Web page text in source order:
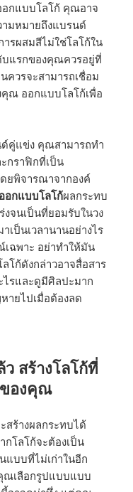
อกแบบโลโก้ คุณอาจ
ามหมายถึงแบรนด์
ารผสมสีไม่ใช่โลโก้ใน
แรกของคุณควรอยู่ที่
ควรจะสามารถเชื่อม
ณ ออกแบบโลโก้เพื่อ
คู่แข่ง คุณสามารถทำ
กราฟิกที่เป็น
ยพิจารณาจากองค์
ออกแบบโลโก้ผลกระทบ
จนเป็นที่ยอมรับในวง
ป็นเวลานานอย่างไร
เฉพาะ อย่าทำให้มัน
โก้ดังกล่าวอาจสื่อสาร
ไรและดูมีศิลปะมาก
ายไปเมื่อต้องลด
สร้างโลโก้ที่
องคุณ
สร้างผลกระทบได้
กโลโก้จะต้องเป็น
แบบที่ไม่เก่าในอีก
ณเลือกรูปแบบแบบ